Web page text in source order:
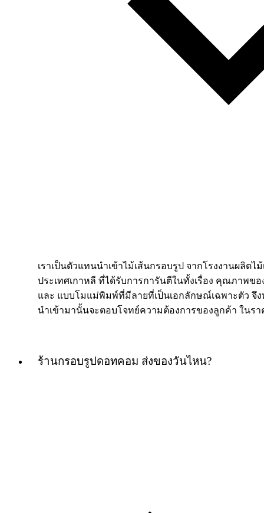
เราเป็นตัวแทนนำเข้าไม้เส้นกรอบรูป จากโรงงานผลิตไ
ประเทศเกาหลี ที่ได้รับการการันตีในทั้งเรื่อง คุณภาพข
และ แบบโมแม่พิมพ์ที่มีลายที่เป็นเอกลักษณ์เฉพาะตัว จึง
นำเข้ามานั้นจะตอบโจทย์ความต้องการของลูกค้า ในรา
ร้านกรอบรูปดอทคอม ส่งของวันไหน?